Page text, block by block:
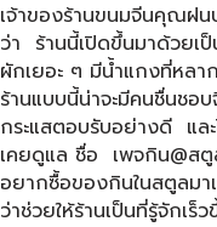
เจ้าของร้านขนมจีนคุณ
ว่า ร้านนี้เปิดขึ้นมาด้วยเ
ผักเยอะ ๆ มีน้ำแกงที่หลา
ร้านแบบนี้น่าจะมีคนชื่นชอ
กระแสตอบรับอย่างดี และ
เคยดูแล ชื่อ เพจกิน@ส
อยากซื้อของกินในสตูลม
ว่าช่วยให้ร้านเป็นที่รู้จักเร็ว